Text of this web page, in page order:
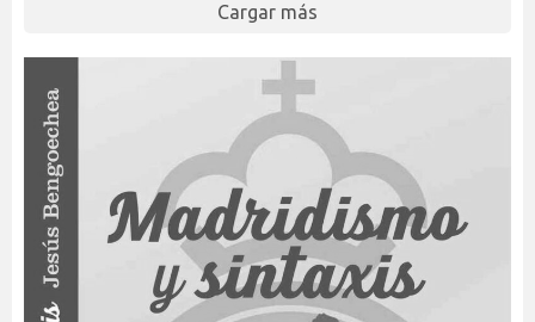
Cargar más